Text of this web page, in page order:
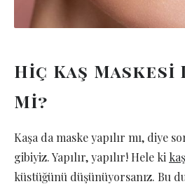
Hiç Kaş Maskesi
Mi?
Kaşa da maske yapılır mı, diye
gibiyiz. Yapılır, yapılır! Hele ki
küstüğünü düşünüyorsanız. Bu